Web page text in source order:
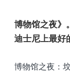
博物馆之夜》
迪士尼上最好
博物馆之夜：